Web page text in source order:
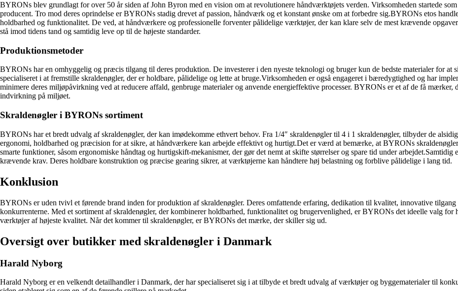
BYRONs blev grundlagt for over 50 år siden af John Byron med en vision om at revolutionere håndværktøjets verden. Virksomheden startede
producent. Tro mod deres oprindelse er BYRONs stadig drevet af passion, håndværk og et konstant ønske om at forbedre sig.BYRONs etos
holdbarhed og funktionalitet. De ved, at håndværkere og professionelle forventer pålidelige værktøjer, der kan klare selv de mest krævende
stå imod tidens tand og samtidig leve op til de højeste standarder.
Produktionsmetoder
BYRONs har en omhyggelig og præcis tilgang til deres produktion. De investerer i den nyeste teknologi og bruger kun de bedste materialer for at
specialiseret i at fremstille skraldenøgler, der er holdbare, pålidelige og lette at bruge.Virksomheden er også engageret i bæredygtighed og har
minimere deres miljøpåvirkning ved at reducere affald, genbruge materialer og anvende energieffektive processer. BYRONs er et af de få mærker,
indvirkning på miljøet.
Skraldenøgler i BYRONs sortiment
BYRONs har et bredt udvalg af skraldenøgler, der kan imødekomme ethvert behov. Fra 1/4″ skraldenøgler til 4 i 1 skraldenøgler, tilbyder de
ergonomi, holdbarhed og præcision for at sikre, at håndværkere kan arbejde effektivt og hurtigt.Det er værd at bemærke, at BYRONs
smarte funktioner, såsom ergonomiske håndtag og hurtigskift-mekanismer, der gør det nemt at skifte størrelser og spare tid under
krævende krav. Deres holdbare konstruktion og præcise gearing sikrer, at værktøjerne kan håndtere høj belastning og forblive pålidelige i lang tid.
Konklusion
BYRONs er uden tvivl et førende brand inden for produktion af skraldenøgler. Deres omfattende erfaring, dedikation til kvalitet, innovative
konkurrenterne. Med et sortiment af skraldenøgler, der kombinerer holdbarhed, funktionalitet og brugervenlighed, er BYRONs det ideelle valg
værktøjer af højeste kvalitet. Når det kommer til skraldenøgler, er BYRONs det mærke, der skiller sig ud.
Oversigt over butikker med skraldenøgler i Danmark
Harald Nyborg
Harald Nyborg er en velkendt detailhandler i Danmark, der har specialiseret sig i at tilbyde et bredt udvalg af værktøjer og byggematerialer til